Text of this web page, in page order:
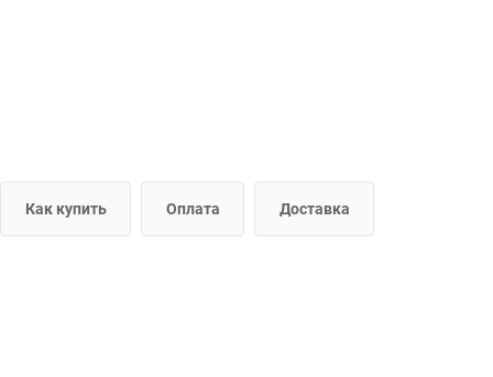
Как купить Оплата Доставка